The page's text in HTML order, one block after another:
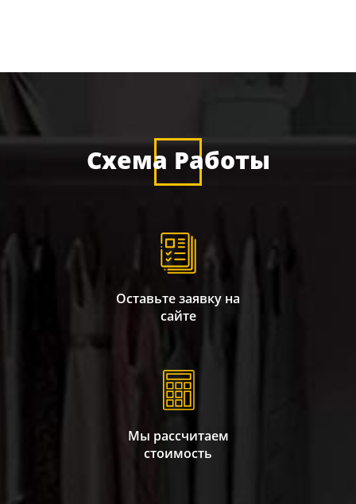
Схема Работы
Оставьте заявку на
сайте
Мы рассчитаем
стоимость